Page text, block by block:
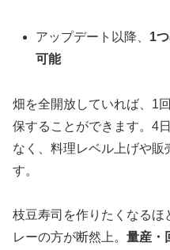
アップデート以降、 1
可能
畑を全開放していれば、1
保することができます。4
なく、料理レベル上げや販
す。
枝豆寿司を作りたくなるほ
レーの方が断然上。 量産・